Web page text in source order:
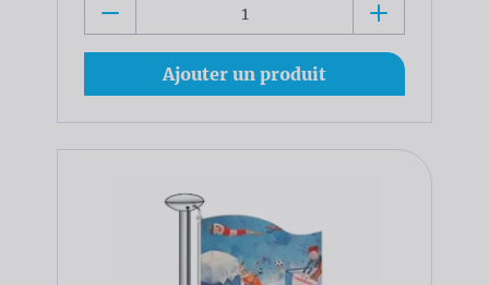
Ajouter un produit